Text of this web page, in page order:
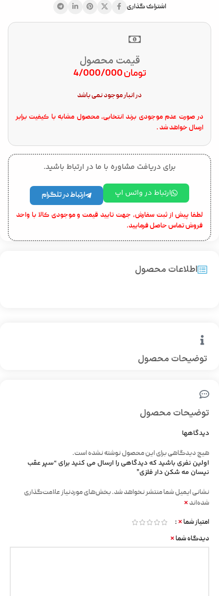
اشتراک گذاری
قیمت محصول
تومان
در انبار موجود نمی باشد
در صورت عدم موجودی برند انتخابی، محصول مشابه با کیفیت برابر
ارسال خواهد شد .
برای دریافت مشاوره با ما در ارتباط باشید.
ارتباط در واتس اپ ارتباط در تلگرام
لطفا پیش از ثبت سفارش، جهت تایید قیمت و موجودی کالا با واحد
فروش تماس حاصل فرمایید.
توضیحات محصول
اطلاعات محصول
توضیحات محصول
دیدگاهها
هیچ دیدگاهی برای این محصول نوشته نشده است.
اولین نفری باشید که دیدگاهی را ارسال می کنید برای “سپر عقب
نیسان مه شکن دار فلزی”
نشانی ایمیل شما منتشر نخواهد شد.بخش‌های موردنیاز علامت‌گذاری
شده‌اند *
امتیاز شما *
دیدگاه شما *